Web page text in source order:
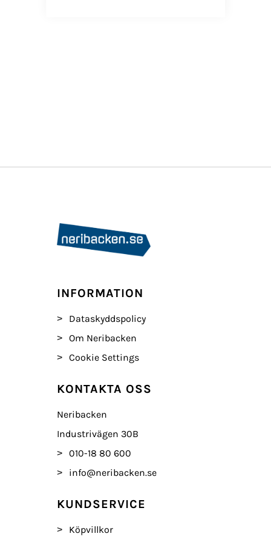
INFORMATION
Dataskyddspolicy
Om Neribacken
Cookie Settings
KONTAKTA OSS
Neribacken
Industrivägen 30B
010-18 80 600
info@neribacken.se
KUNDSERVICE
Köpvillkor